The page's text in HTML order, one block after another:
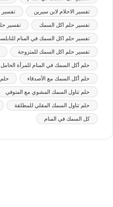
تفسير الاحلام لابن سيرين تفسير
تفسير حلم اكل السمك تفسير
تفسير حلم اكل السمك في المنام
تفسير حلم اكل السمك للمتزوجة
حلم أكل السمك في المنام للمرأة الحامل
حلم أكل السمك مع الأصدقاء
حلم تناول السمك المشوي مع المتوفي
حلم تناول السمك المقلي للمطلقة
كل السمك في المنام